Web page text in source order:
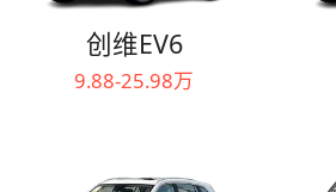
创维EV6
9.88-25.98万